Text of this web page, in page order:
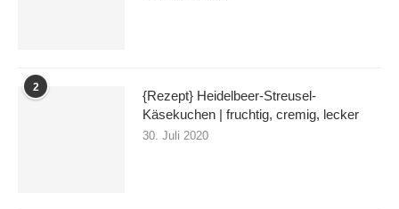
2
{Rezept} Heidelbeer-Streusel-
Käsekuchen | fruchtig, cremig, lecker
30. Juli 2020